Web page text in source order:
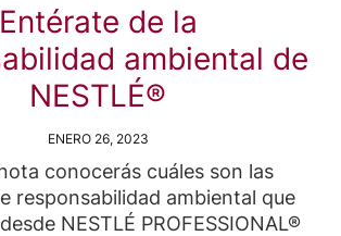
Entérate de la
ambiental de
NESTLÉ®
ENERO 26, 2023
conocerás cuáles son las
responsabilidad ambiental que
NESTLÉ PROFESSIONAL®